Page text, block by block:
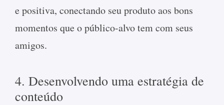
e positiva, conectando seu produto aos bons
momentos que o público-alvo tem com seus
amigos.
4. Desenvolvendo uma estratégia de
conteúdo